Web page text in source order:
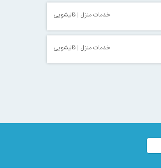
خدمات منزل |قالیشویی
خدمات منزل |قالیشویی